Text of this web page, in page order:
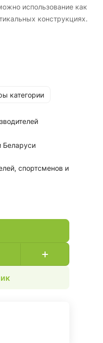
использование как
конструкциях.
категории
Беларуси
спортсменов и